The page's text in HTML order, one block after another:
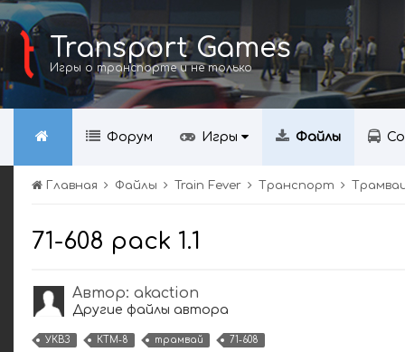
Transport Games
Игры о транспорте и не только
Форум Игры Файлы
Главная Файлы Train Fever Транспорт
71-608 pack 1.1
Автор: akaction
Другие файлы автора
УКВЗ КТМ-8 трамвай 71-608